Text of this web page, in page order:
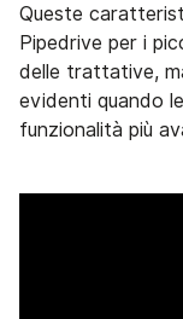
Queste
Pipedrive per i
delle trattative,
evidenti quando
funzionalità più